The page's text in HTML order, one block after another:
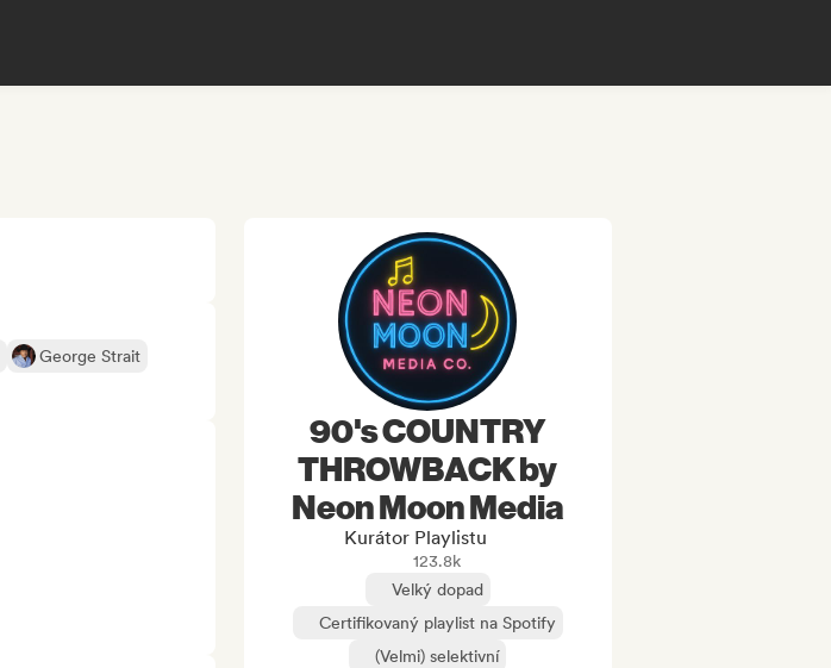
George Strait
90's COUNTRY
THROWBACK by
Neon Moon Media
Kurátor Playlistu
123.8k
Velký dopad
Certifikovaný playlist na Spotify
(Velmi) selektivní